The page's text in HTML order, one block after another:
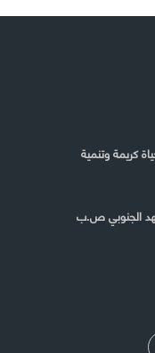
كريمة وتنمية
الجنوبي ص.ب